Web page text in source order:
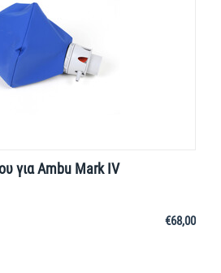
για Ambu Mark IV
€68,00